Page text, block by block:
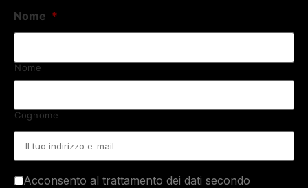
Nome *
Nome
Cognome
Acconsento al trattamento dei dati secondo